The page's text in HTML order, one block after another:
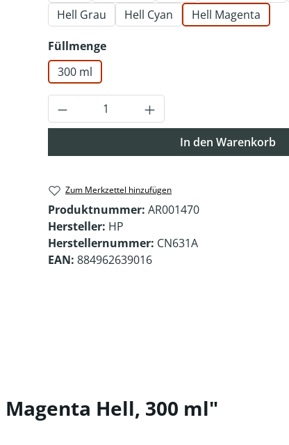
Hell Grau
Hell Cyan Hell Magenta
Füllmengeauswählen
300 ml
Produkt Anzahl: Gib den
In den Warenkorb
Zum Merkzettel hinzufügen
Produktnummer: AR001470
Hersteller: HP
Herstellernummer: CN631A
EAN: 884962639016
Hell, 300 ml"